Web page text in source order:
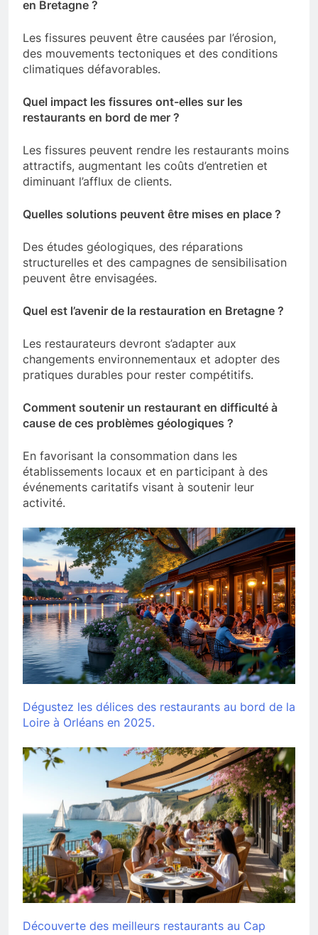
en Bretagne ?
Les fissures peuvent être causées par l’érosion,
des mouvements tectoniques et des conditions
climatiques défavorables.
Quel impact les fissures ont-elles sur les
restaurants en bord de mer ?
Les fissures peuvent rendre les restaurants moins
attractifs, augmentant les coûts d’entretien et
diminuant l’afflux de clients.
Quelles solutions peuvent être mises en place ?
Des études géologiques, des réparations
structurelles et des campagnes de sensibilisation
peuvent être envisagées.
Quel est l’avenir de la restauration en Bretagne ?
Les restaurateurs devront s’adapter aux
changements environnementaux et adopter des
pratiques durables pour rester compétitifs.
Comment soutenir un restaurant en difficulté à
cause de ces problèmes géologiques ?
En favorisant la consommation dans les
établissements locaux et en participant à des
événements caritatifs visant à soutenir leur
activité.
Dégustez les délices des restaurants au bord de la
Loire à Orléans en 2025.
Découverte des meilleurs restaurants au Cap